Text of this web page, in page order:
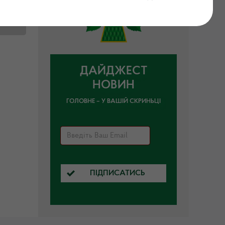
ДАЙДЖЕСТ
НОВИН
ГОЛОВНЕ – У ВАШІЙ СКРИНЬЦІ
ПІДПИСАТИСЬ